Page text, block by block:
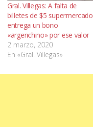
Gral. Villegas: A falta de
billetes de $5 supermercado
entrega un bono
«argenchino» por ese valor
2 marzo, 2020
En «Gral. Villegas»